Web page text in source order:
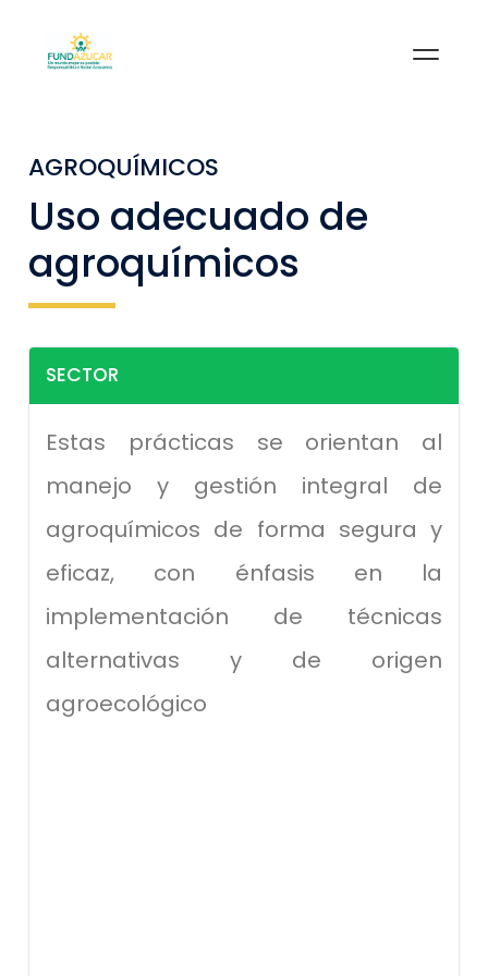
AGROQUÍMICOS
Uso adecuado de
agroquímicos
SECTOR
Estas prácticas se orientan al
manejo y gestión integral de
agroquímicos de forma segura y
eficaz, con énfasis en la
implementación de técnicas
alternativas y de origen
agroecológico